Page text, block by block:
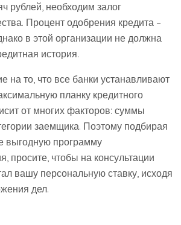
рублей, необходим залог
Процент одобрения кредита –
в этой организации не должна
история.
на то, что все банки устанавливают
планку кредитного
от многих факторов: суммы
заемщика. Поэтому подбирая
выгодную программу
просите, чтобы на консультации
вашу персональную ставку, исходя
дел.